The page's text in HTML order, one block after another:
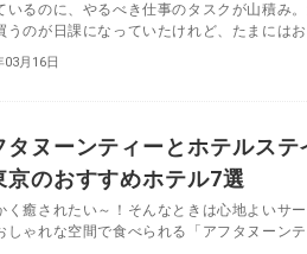
いるのに、やるべき仕事のタスクが山積み
うのが日課になっていたけれど、たまには
03月16日
タヌーンティーとホテルス
のおすすめホテル7選
く癒されたい～！そんなときは心地よいサ
しゃれな空間で食べられる「アフタヌーン